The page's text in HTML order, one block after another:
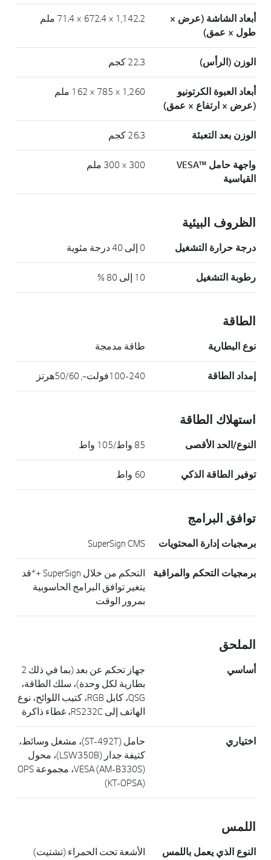
أبعاد الشاشة (عرض ×
طول × عمق)
1,142.2 × 672.4 × 71.4 ملم
الوزن (الرأس) 22.3 كجم
أبعاد العبوة الكرتونيو
(عرض × ارتفاع × عمق)
1,260 × 785 × 162 ملم
الوزن بعد التعبئة 26.3 كجم
واجهة حامل ™VESA
القياسية
300 × 300 ملم
الظروف البيئية
درجة حرارة التشغيل 0 إلى 40 درجة مئوية
رطوبة التشغيل 10 إلى 80 %
الطاقة
نوع البطارية طاقة مدمجة
إمداد الطاقة 100-240فولت~, 50/60هرتز
استهلاك الطاقة
النوع/الحد الأقصى 85 واط/105 واط
توفير الطاقة الذكي 60 واط
توافق البرامج
برمجيات إدارة المحتويات SuperSign CMS
برمجيات التحكم والمراقبة
التحكم من خلال SuperSign +*قد
يتغير توافق البرامج الحاسوبية
بمرور الوقت
الملحق
أساسي
جهاز تحكم عن بعد (بما في ذلك 2
بطارية لكل وحدة)، سلك الطاقة،
QSG، كابل RGB، كتيب اللوائح، نوع
الهاتف إلى RS232C، غطاء ذاكرة
اختياري
حامل (ST-492T)، مشغل وسائط،
كتيفة جدار (LSW350B)، محول
VESA (AM-B330S)، مجموعة OPS
(KT-OPSA)
اللمس
النوع الذي يعمل باللمس الأشعة تحت الحمراء (تشتيت)